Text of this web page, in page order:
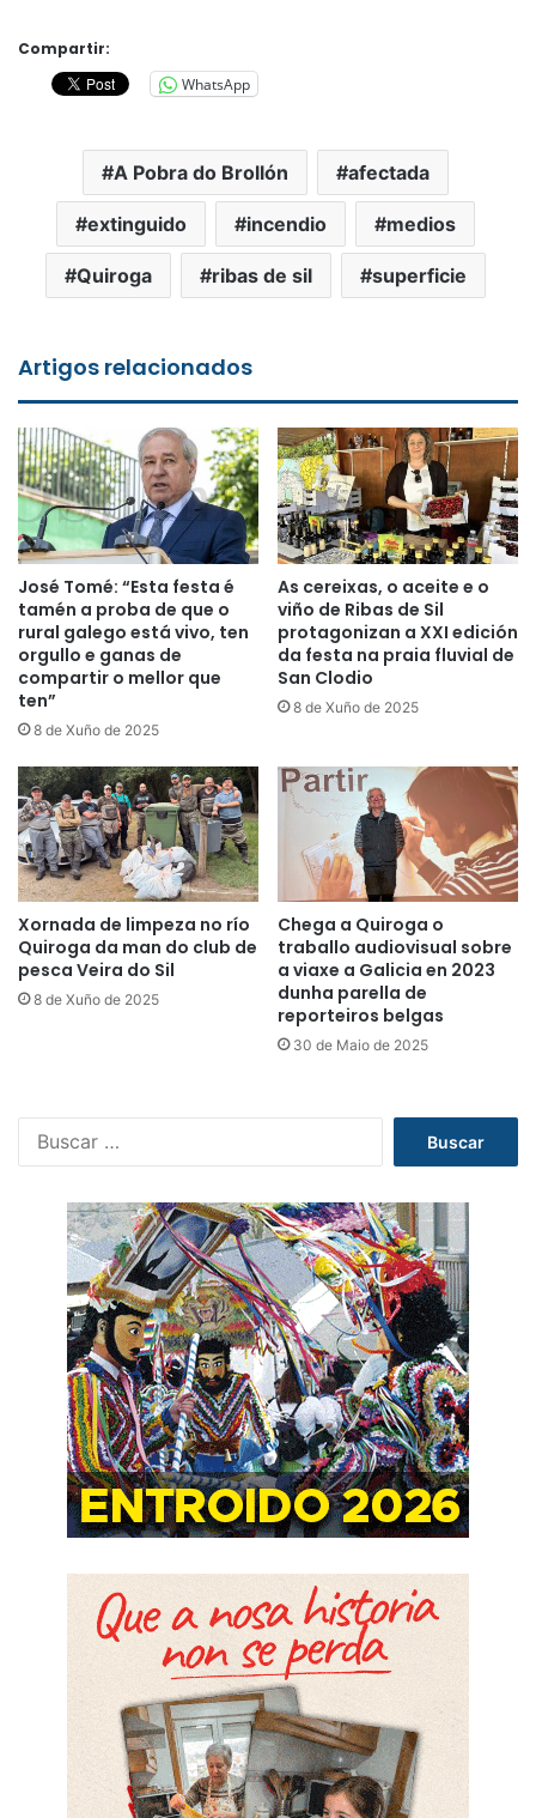
Compartir:
WhatsApp
A Pobra do Brollón afectada
extinguido incendio medios
Quiroga ribas de sil superficie
Artigos relacionados
José Tomé: “Esta festa é
tamén a proba de que o
rural galego está vivo, ten
orgullo e ganas de
compartir o mellor que
ten”
8 de Xuño de 2025
As cereixas, o aceite e o
viño de Ribas de Sil
protagonizan a XXI edición
da festa na praia fluvial de
San Clodio
8 de Xuño de 2025
Xornada de limpeza no río
Quiroga da man do club de
pesca Veira do Sil
8 de Xuño de 2025
Chega a Quiroga o
traballo audiovisual sobre
a viaxe a Galicia en 2023
dunha parella de
reporteiros belgas
30 de Maio de 2025
c
a
r
: